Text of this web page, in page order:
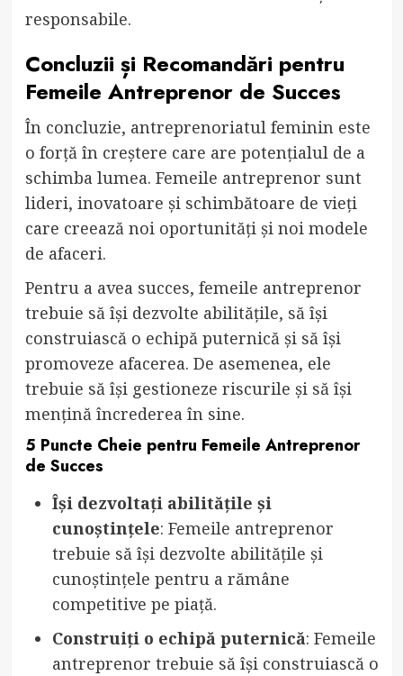
responsabile.
Concluzii și Recomandări pentru
Femeile Antreprenor de Succes
În concluzie, antreprenoriatul feminin este
o forță în creștere care are potențialul de a
schimba lumea. Femeile antreprenor sunt
lideri, inovatoare și schimbătoare de vieți
care creează noi oportunități și noi modele
de afaceri.
Pentru a avea succes, femeile antreprenor
trebuie să își dezvolte abilitățile, să își
construiască o echipă puternică și să își
promoveze afacerea. De asemenea, ele
trebuie să își gestioneze riscurile și să își
mențină încrederea în sine.
5 Puncte Cheie pentru Femeile Antreprenor
de Succes
Își dezvoltați abilitățile și
cunoștințele: Femeile antreprenor
trebuie să își dezvolte abilitățile și
cunoștințele pentru a rămâne
competitive pe piață.
Construiți o echipă puternică: Femeile
antreprenor trebuie să își construiască o